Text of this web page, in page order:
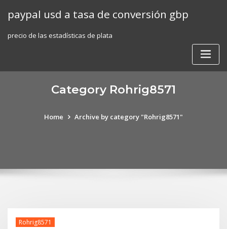
paypal usd a tasa de conversión gbp
precio de las estadísticas de plata
Category Rohrig8571
Home Archive by category "Rohrig8571"
Rohrig8571